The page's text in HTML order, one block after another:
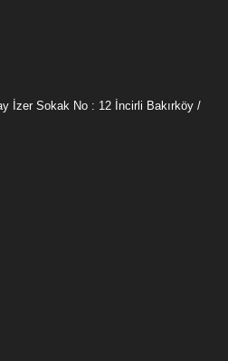
İzer Sokak No : 12 İncirli Bakırköy /